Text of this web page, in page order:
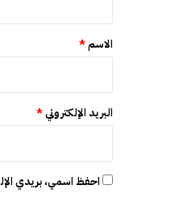
ج
و
ي
ا
ل
م
ل
ك
*
الاسم*
البريد الإلكتروني*
احفظ اسمي، بريدي